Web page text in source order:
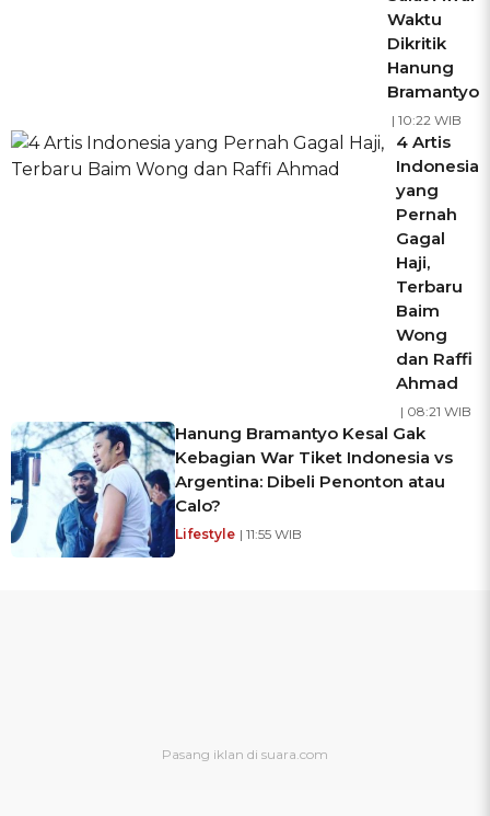
Waktu
Dikritik
Hanung
Bramantyo
| 10:22 WIB
4 Artis
Indonesia
yang
Pernah
Gagal
Haji,
Terbaru
Baim
Wong
dan Raffi
Ahmad
| 08:21 WIB
Hanung Bramantyo Kesal Gak
Kebagian War Tiket Indonesia vs
Argentina: Dibeli Penonton atau
Calo?
Lifestyle | 11:55 WIB